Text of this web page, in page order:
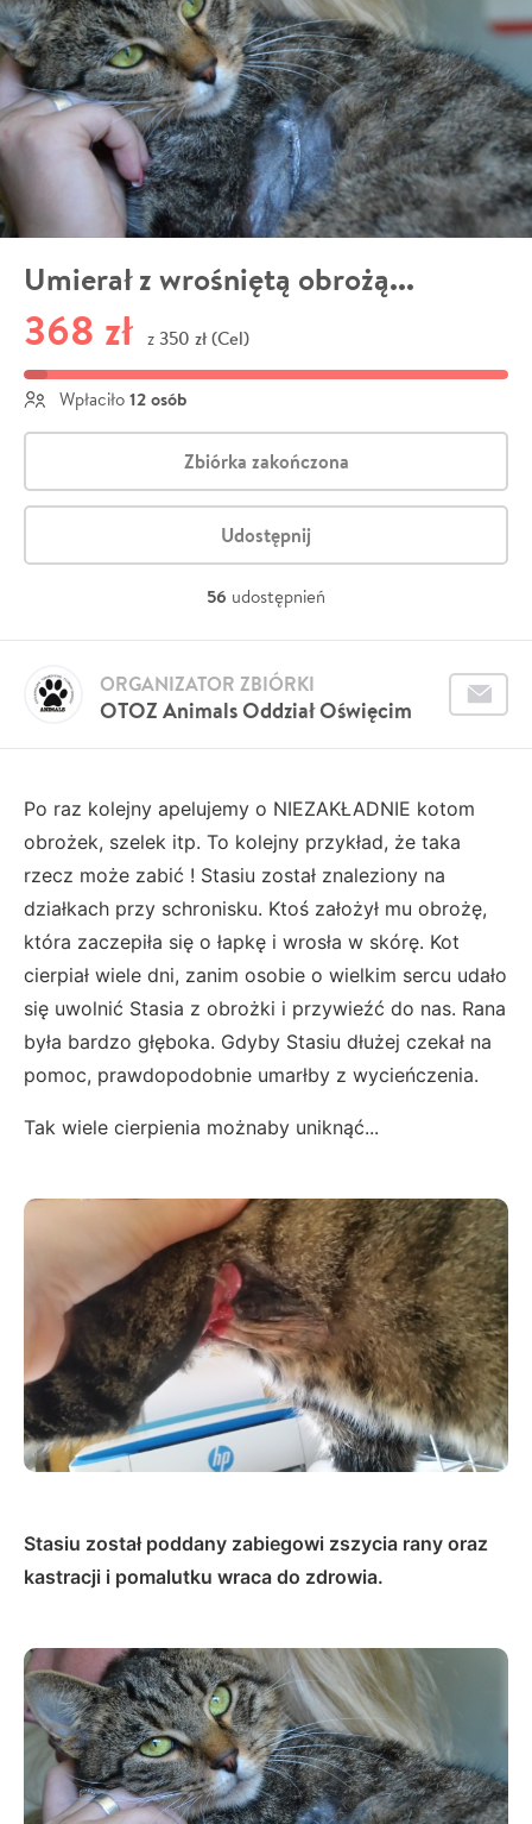
Umierał z wrośniętą obrożą...
368 zł z 350 zł (Cel)
Wpłaciło 12 osób
Zbiórka zakończona
Udostępnij
56 udostępnień
OTOZ Animals Oddział Oświęcim
ORGANIZATOR ZBIÓRKI
Po raz kolejny apelujemy o NIEZAKŁADNIE kotom
obrożek, szelek itp. To kolejny przykład, że taka
rzecz może zabić ! Stasiu został znaleziony na
działkach przy schronisku. Ktoś założył mu obrożę,
która zaczepiła się o łapkę i wrosła w skórę. Kot
cierpiał wiele dni, zanim osobie o wielkim sercu udało
się uwolnić Stasia z obrożki i przywieźć do nas. Rana
była bardzo głęboka. Gdyby Stasiu dłużej czekał na
pomoc, prawdopodobnie umarłby z wycieńczenia.
Tak wiele cierpienia możnaby uniknąć...
Stasiu został poddany zabiegowi zszycia rany oraz
kastracji i pomalutku wraca do zdrowia.